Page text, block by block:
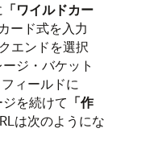
「ワイルドカー
ード式を入力
エンドを選択
ジ・バケット
フィールドに
を続けて 「作
は次のようにな